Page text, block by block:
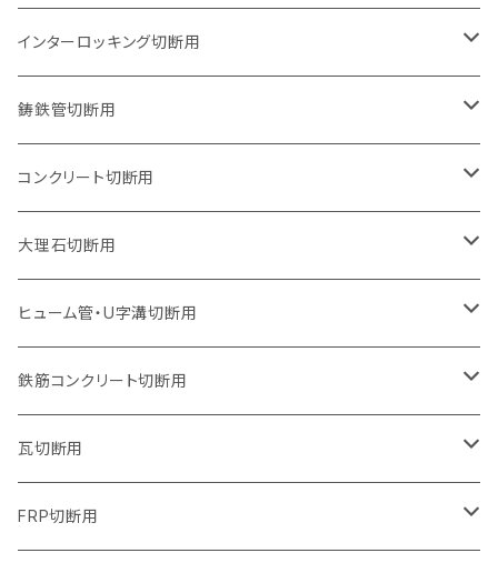
石井超硬電動切断機 取付用
セグメントタイプ（ビス穴付き
セグメントタイプ
セグメントタイプ（ビス穴付き
150mm（6インチ）
セグメントタイプ
180mm（7インチ）
セグメントタイプ
205mm（8インチ）
セグメントタイプ
230mm（9インチ）
セグメントタイプ
305mm（12インチ）
セグメント
セグメント（特殊凸凹加工チップ）
355mm（14インチ）
セグメント
セグメント（特殊凸凹加工チップ）
405mm（16インチ）
セグメントタイプ
セグメントタイプ
ウェーブタイプ
125mm（5インチ）
セグメントタイプ
ウェーブタイプ
150mm（6インチ）
セグメントタイプ
ウェーブタイプ
180mm（7インチ）
セグメントタイプ
ウェーブタイプ
205mm（8インチ）
セグメントタイプ
ウェーブタイプ
230mm（9インチ）
セグメントタイプ
ウェーブタイプ
255mm（10インチ）
セグメントタイプ
305mm（12インチ）
セグメント
355mm（14インチ）
105mm（4インチ）
セグメントタイプ
ウェーブタイプ
125mm（5インチ）
セグメントタイプ
ウェーブタイプ
150mm（6インチ）
セグメントタイプ
ウェーブタイプ
180mm（7インチ）
セグメントタイプ
ウェーブタイプ
205mm（8インチ）
セグメントタイプ
ウェーブタイプ
230mm（9インチ）
セグメントタイプ
ウェーブタイプ
255mm（10インチ）
セグメントタイプ
305mm（12インチ）
インターロッキング切断用
105mm（4インチ）
セグメントタイプ
セグメントタイプ（ビス穴付き
125mm（5インチ）
セグメントタイプ
セグメントタイプ（ビス穴付き
150mm（6インチ）
セグメントタイプ
180mm（7インチ）
セグメントタイプ
205mm（8インチ）
セグメントタイプ
230mm（9インチ）
セグメントタイプ
255mm（10インチ）
鋳鉄管切断用
105mm（4インチ）
セグメントタイプ
セグメントタイプ（ビス穴付き
125mm（5インチ）
セグメントタイプ
セグメントタイプ（ビス穴付き
150mm（6インチ）
セグメントタイプ
180mm（7インチ）
セグメントタイプ
205mm（8インチ）
セグメントタイプ
230mm（9インチ）
コンクリート切断用
105mm（4インチ）
セグメントタイプ
ウェーブタイプ
125mm（5インチ）
セグメントタイプ
ウェーブタイプ
150mm（6インチ）
セグメントタイプ
ウェーブタイプ
180mm（7インチ）
セグメントタイプ
205mm（8インチ）
大理石切断用
125mm（5インチ）
ヒューム管・U字溝切断用
105mm（4インチ）
セグメントタイプ
125mm（5インチ）
セグメントタイプ
150mm（6インチ）
鉄筋コンクリート切断用
305mm（12インチ）
セグメントタイプ
355mm（14インチ）
瓦切断用
105mm（4インチ）
FRP切断用